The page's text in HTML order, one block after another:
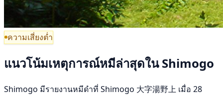
ความเสี่ยงต่ำ
แนวโน้มเหตุการณ์หมีล่าสุดใน Shimogo
Shimogo มีรายงานหมีดำที่ Shimogo 大字湯野上 เมื่อ 28